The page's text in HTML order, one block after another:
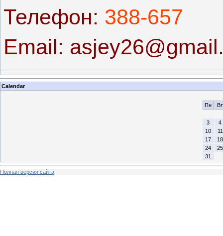
Телефон: 388-657
Email:
Calendar
Пн
Вт
3
4
10
11
17
18
24
25
31
Полная версия сайта